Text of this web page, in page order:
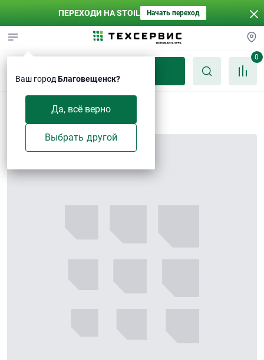
ПЕРЕХОДИ НА STOIL Начать переход
Ваш город Благовещенск?
Да, всё верно
Выбрать другой
0
Замок